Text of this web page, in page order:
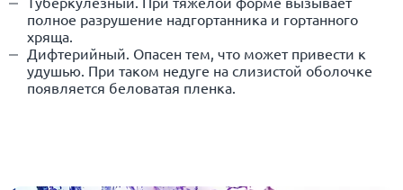
полное разрушение надгортанника и гортанного
хряща.
Дифтерийный. Опасен тем, что может привести к
удушью. При таком недуге на слизистой оболочке
появляется беловатая пленка.